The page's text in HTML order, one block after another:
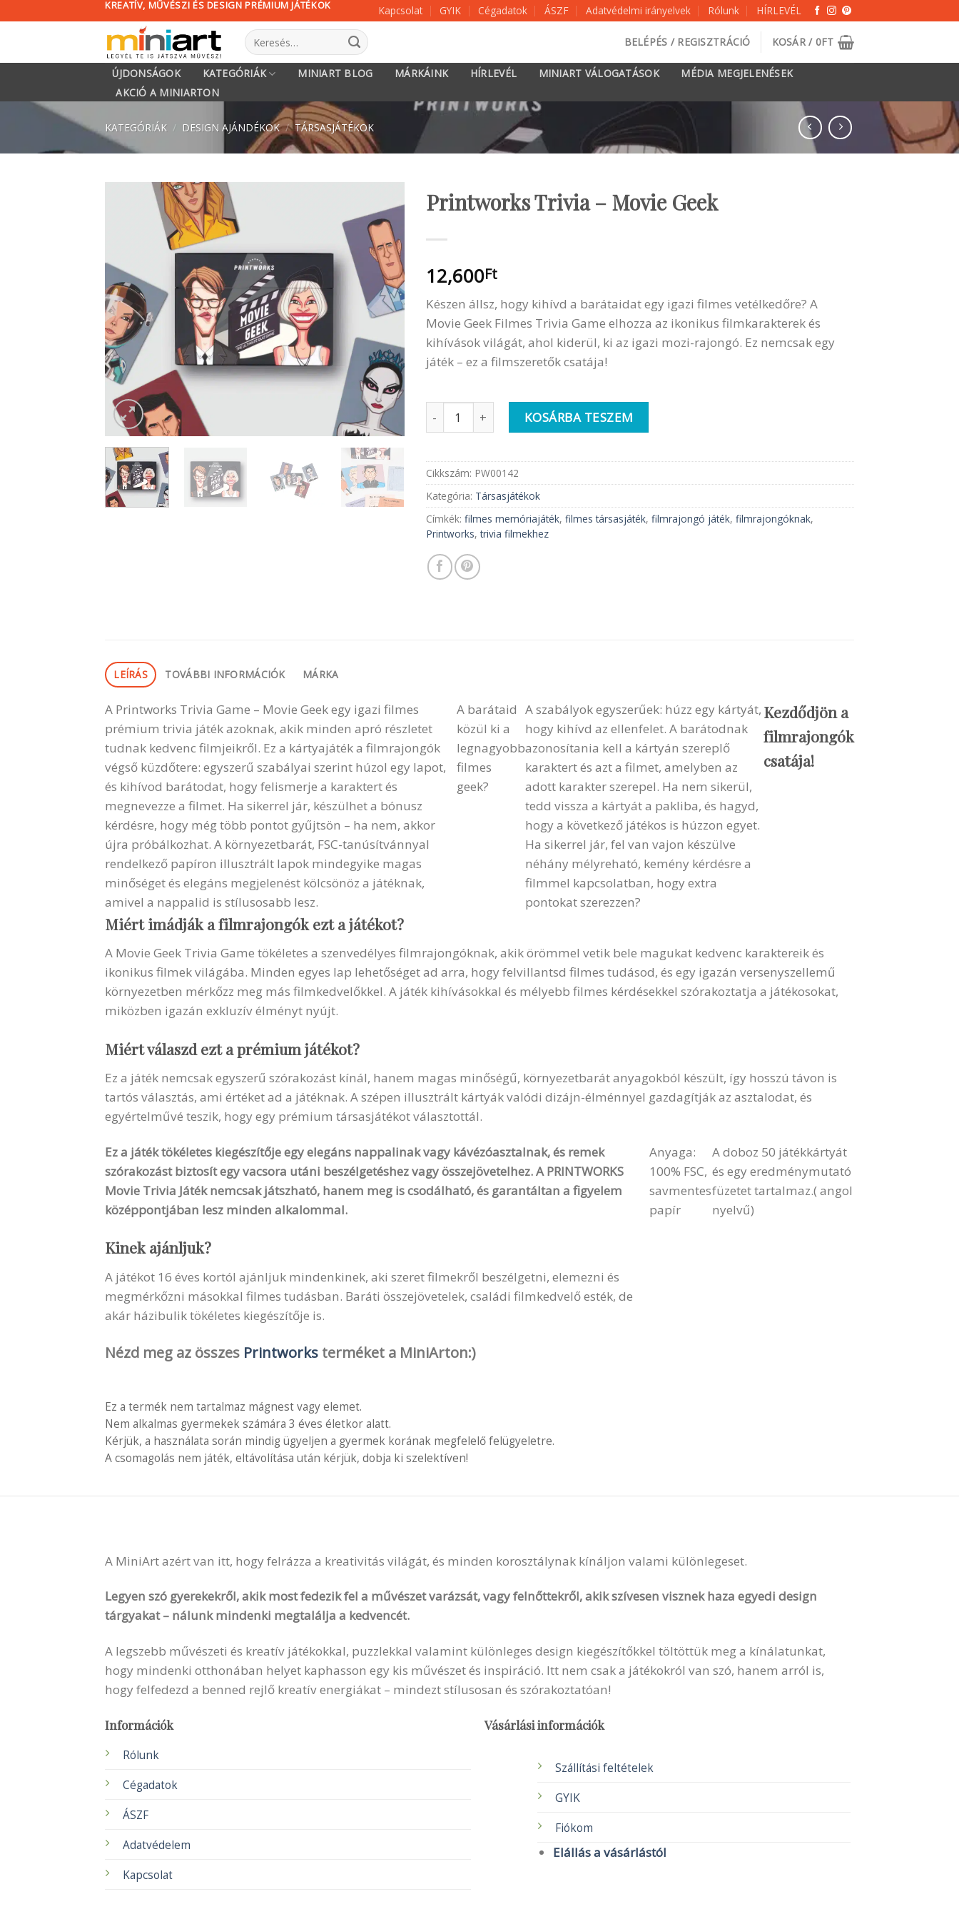
KREATÍV, MŰVÉSZI ÉS DESIGN PRÉMIUM JÁTÉKOK Kapcsolat GYIK Cégadatok ÁSZF Adatvédelmi irányelvek Rólunk HÍRLEVÉL
Keresés
a
következőre:
BELÉPÉS / REGISZTRÁCIÓ KOSÁR / 0FT
ÚJDONSÁGOK KATEGÓRIÁK MINIART BLOG MÁRKÁINK HÍRLEVÉL MINIART VÁLOGATÁSOK
MÉDIA MEGJELENÉSEK
AKCIÓ A MINIARTON
KATEGÓRIÁK / DESIGN AJÁNDÉKOK / TÁRSASJÁTÉKOK
Printworks Trivia – Movie Geek
12,600Ft
Készen állsz, hogy kihívd a barátaidat egy igazi filmes vetélkedőre? A
Movie Geek Filmes Trivia Game elhozza az ikonikus filmkarakterek és
kihívások világát, ahol kiderül, ki az igazi mozi-rajongó. Ez nemcsak egy
játék – ez a filmszeretők csatája!
Printworks Trivia - Movie Geek mennyiség
KOSÁRBA TESZEM
Cikkszám: PW00142
Kategória: Társasjátékok
Címkék: filmes memóriajáték, filmes társasjáték, filmrajongó játék, filmrajongóknak,
Printworks,trivia filmekhez
LEÍRÁS TOVÁBBI INFORMÁCIÓK MÁRKA
A Printworks Trivia Game – Movie Geek egy igazi filmes
prémium trivia játék azoknak, akik minden apró részletet
tudnak kedvenc filmjeikről. Ez a kártyajáték a filmrajongók
végső küzdőtere: egyszerű szabályai szerint húzol egy lapot,
és kihívod barátodat, hogy felismerje a karaktert és
megnevezze a filmet. Ha sikerrel jár, készülhet a bónusz
kérdésre, hogy még több pontot gyűjtsön – ha nem, akkor
újra próbálkozhat. A környezetbarát, FSC-tanúsítvánnyal
rendelkező papíron illusztrált lapok mindegyike magas
minőséget és elegáns megjelenést kölcsönöz a játéknak,
amivel a nappalid is stílusosabb lesz.
A barátaid
közül ki a
legnagyobb
filmes
geek?
A szabályok egyszerűek: húzz egy kártyát,
hogy kihívd az ellenfelet. A barátodnak
azonosítania kell a kártyán szereplő
karaktert és azt a filmet, amelyben az
adott karakter szerepel. Ha nem sikerül,
tedd vissza a kártyát a pakliba, és hagyd,
hogy a következő játékos is húzzon egyet.
Ha sikerrel jár, fel van vajon készülve
néhány mélyreható, kemény kérdésre a
filmmel kapcsolatban, hogy extra
pontokat szerezzen?
Kezdődjön a
filmrajongók
csatája!
Miért imádják a filmrajongók ezt a játékot?
A Movie Geek Trivia Game tökéletes a szenvedélyes filmrajongóknak, akik örömmel vetik bele magukat kedvenc karaktereik és
ikonikus filmek világába. Minden egyes lap lehetőséget ad arra, hogy felvillantsd filmes tudásod, és egy igazán versenyszellemű
környezetben mérkőzz meg más filmkedvelőkkel. A játék kihívásokkal és mélyebb filmes kérdésekkel szórakoztatja a játékosokat,
miközben igazán exkluzív élményt nyújt.
Miért válaszd ezt a prémium játékot?
Ez a játék nemcsak egyszerű szórakozást kínál, hanem magas minőségű, környezetbarát anyagokból készült, így hosszú távon is
tartós választás, ami értéket ad a játéknak. A szépen illusztrált kártyák valódi dizájn-élménnyel gazdagítják az asztalodat, és
egyértelművé teszik, hogy egy prémium társasjátékot választottál.
Ez a játék tökéletes kiegészítője egy elegáns nappalinak vagy kávézóasztalnak, és remek
szórakozást biztosít egy vacsora utáni beszélgetéshez vagy összejövetelhez. A PRINTWORKS
Movie Trivia Játék nemcsak játszható, hanem meg is csodálható, és garantáltan a figyelem
középpontjában lesz minden alkalommal.
Kinek ajánljuk?
A játékot 16 éves kortól ajánljuk mindenkinek, aki szeret filmekről beszélgetni, elemezni és
megmérkőzni másokkal filmes tudásban. Baráti összejövetelek, családi filmkedvelő esték, de
akár házibulik tökéletes kiegészítője is.
Anyaga:
100% FSC,
savmentes
papír
A doboz 50 játékkártyát
és egy eredménymutató
füzetet tartalmaz.( angol
nyelvű)
Nézd meg az összes Printworks terméket a MiniArton:)
Ez a termék nem tartalmaz mágnest vagy elemet.
Nem alkalmas gyermekek számára 3 éves életkor alatt.
Kérjük, a használata során mindig ügyeljen a gyermek korának megfelelő felügyeletre.
A csomagolás nem játék, eltávolítása után kérjük, dobja ki szelektíven!
A MiniArt azért van itt, hogy felrázza a kreativitás világát, és minden korosztálynak kínáljon valami különlegeset.
Legyen szó gyerekekről, akik most fedezik fel a művészet varázsát, vagy felnőttekről, akik szívesen visznek haza egyedi design
tárgyakat – nálunk mindenki megtalálja a kedvencét.
A legszebb művészeti és kreatív játékokkal, puzzlekkal valamint különleges design kiegészítőkkel töltöttük meg a kínálatunkat,
hogy mindenki otthonában helyet kaphasson egy kis művészet és inspiráció. Itt nem csak a játékokról van szó, hanem arról is,
hogy felfedezd a benned rejlő kreatív energiákat – mindezt stílusosan és szórakoztatóan!
Információk
Rólunk
Cégadatok
ÁSZF
Adatvédelem
Kapcsolat
Vásárlási információk
Szállítási feltételek
GYIK
Fiókom
Elállás a vásárlástól